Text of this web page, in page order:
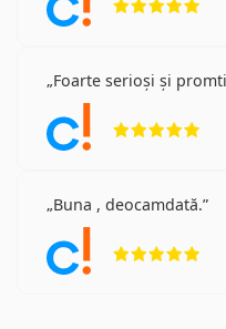
Foarte serioși și
Buna , deocamdată.